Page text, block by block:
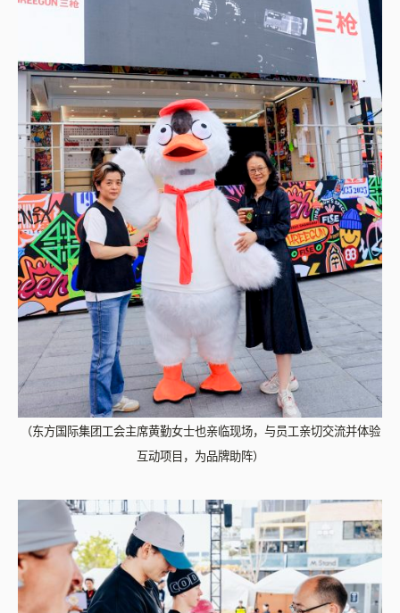
（东方国际集团工会主席黄勤女士也亲临现场，与员工亲切交流并体验
互动项目，为品牌助阵）